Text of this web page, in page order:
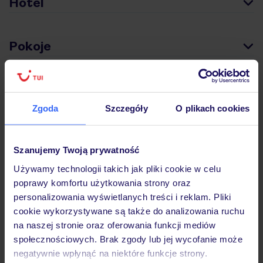
Zgoda Szczegóły O plikach cookies
Szanujemy Twoją prywatność
Używamy technologii takich jak pliki cookie w celu
poprawy komfortu użytkowania strony oraz
personalizowania wyświetlanych treści i reklam. Pliki
cookie wykorzystywane są także do analizowania ruchu
na naszej stronie oraz oferowania funkcji mediów
społecznościowych. Brak zgody lub jej wycofanie może
negatywnie wpłynąć na niektóre funkcje strony.
Pokoje
Wyżywienie
Ważne informacje
Często zadawane pytania
Jak zmienić uczestników/osobę zgłaszającą?